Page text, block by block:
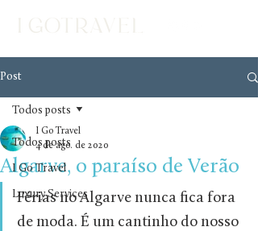
Post
Todos posts
I Go Travel
Luxury Services
Todos posts
Algarve, o paraíso de Verão
I Go Travel
4 de ago. de 2020
Férias no Algarve nunca fica fora
de moda. É um cantinho do nosso